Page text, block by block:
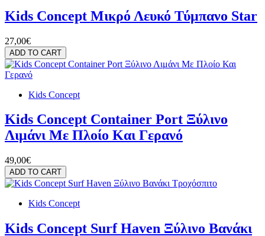
Kids Concept Μικρό Λευκό Τύμπανο Star
27,00€
ADD TO CART
Kids Concept
Kids Concept Container Port Ξύλινο
Λιμάνι Με Πλοίο Και Γερανό
49,00€
ADD TO CART
Kids Concept
Kids Concept Surf Haven Ξύλινο Βανάκι